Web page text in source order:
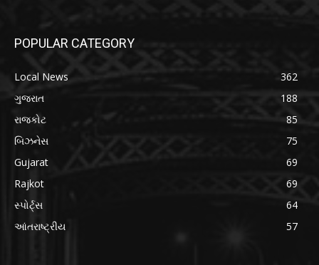
POPULAR CATEGORY
Local News
362
ગુજરાત
188
રાજકોટ
85
બિઝનેસ
75
Gujarat
69
Rajkot
69
સ્પોર્ટ્સ
64
આંતરાષ્ટ્રીય
57